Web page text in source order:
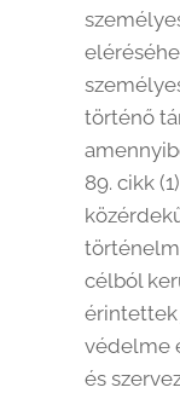
történő
89. cikk
célból
érintettek
védelme
és